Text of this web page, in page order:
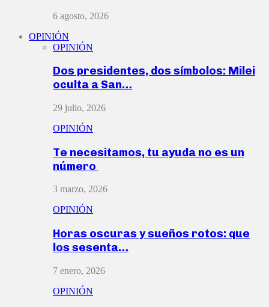
6 agosto, 2026
OPINIÓN
OPINIÓN
Dos presidentes, dos símbolos: Milei
oculta a San…
29 julio, 2026
OPINIÓN
Te necesitamos, tu ayuda no es un
número
3 marzo, 2026
OPINIÓN
Horas oscuras y sueños rotos: que
los sesenta…
7 enero, 2026
OPINIÓN